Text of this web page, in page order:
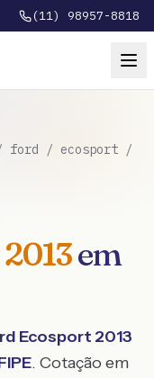
(11) 98957-8818
ford / ecosport /
2013em
Ecosport 2013
. Cotação em